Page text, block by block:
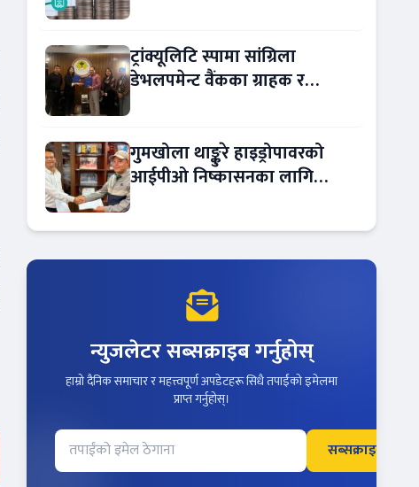
ट्रांक्यूलिटि स्पामा सांग्रिला
डेभलपमेन्ट वैंकका ग्राहक र
गुमखोला थाङ्कुरे हाइड्रोपावरको
आईपीओ निष्कासनका लागि
न्युजलेटर सब्सक्राइब गर्नुहोस्
हाम्रो दैनिक समाचार र महत्त्वपूर्ण अपडेटहरू सिधै तपाईंको इमेलमा
प्राप्त गर्नुहोस्।
सब्सक्राइब